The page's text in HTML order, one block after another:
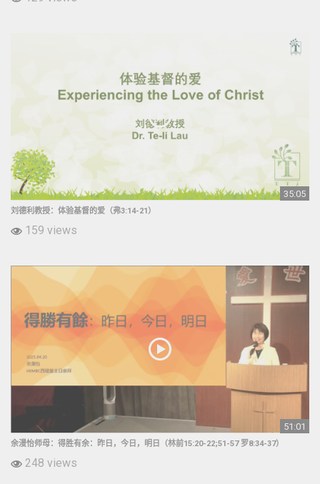
35:05
刘德利教授：体验基督的爱（弗3:14-21）
159 views
51:01
余漫怡师母：得胜有余：昨日，今日，明日（林前15:20-22;51-57 罗8:34-37）
248 views